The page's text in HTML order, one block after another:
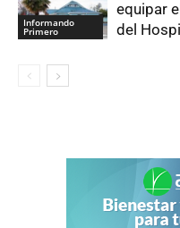
Informando
Primero
equipar
del